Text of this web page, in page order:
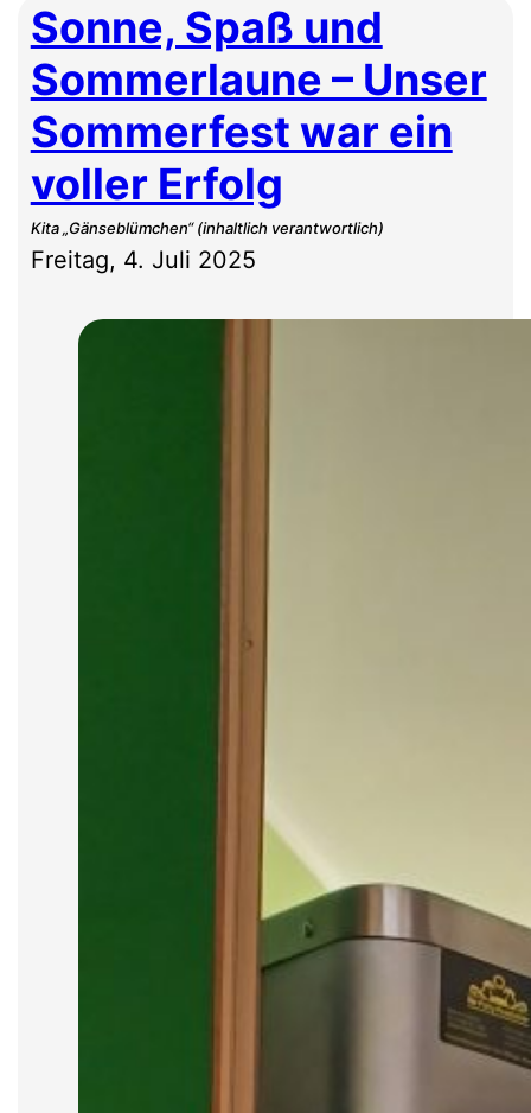
Sonne, Spaß und
Sommerlaune – Unser
Sommerfest war ein
voller Erfolg
Kita „Gänseblümchen“ (inhaltlich verantwortlich)
Freitag, 4. Juli 2025